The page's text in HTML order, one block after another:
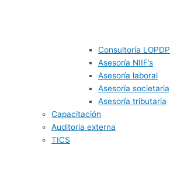
Consultoría LOPDP
Asesoría NIIF’s
Asesoría laboral
Asesoría societaria
Asesoría tributaria
Capacitación
Auditoria externa
TICS